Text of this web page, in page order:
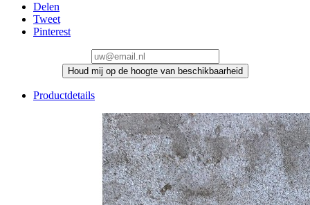
Delen
Tweet
Pinterest
Houd mij op de hoogte van beschikbaarheid
Productdetails